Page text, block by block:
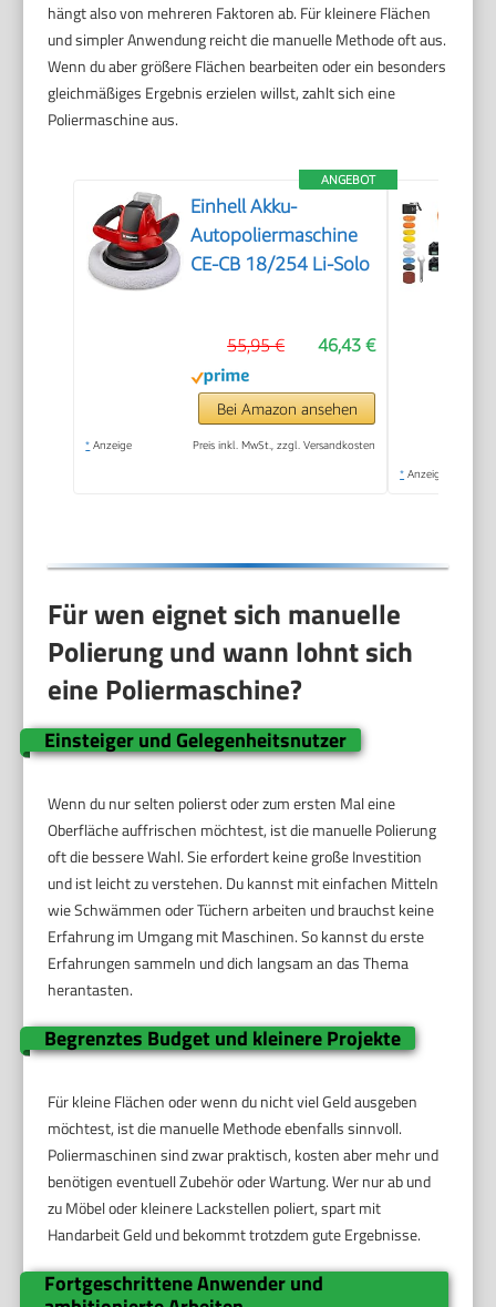
hängt also von mehreren Faktoren ab. Für kleinere Flächen
und simpler Anwendung reicht die manuelle Methode oft aus.
Wenn du aber größere Flächen bearbeiten oder ein besonders
gleichmäßiges Ergebnis erzielen willst, zahlt sich eine
Poliermaschine aus.
ANGEBOT
Einhell Akku-
Autopoliermaschine
CE-CB 18/254 Li-Solo
46,43 €
55,95 €
Bei Amazon ansehen
* Anzeige Preis inkl. MwSt., zzgl. Versandkosten
* Anzeige
Für wen eignet sich manuelle
Polierung und wann lohnt sich
eine Poliermaschine?
Einsteiger und Gelegenheitsnutzer
Wenn du nur selten polierst oder zum ersten Mal eine
Oberfläche auffrischen möchtest, ist die manuelle Polierung
oft die bessere Wahl. Sie erfordert keine große Investition
und ist leicht zu verstehen. Du kannst mit einfachen Mitteln
wie Schwämmen oder Tüchern arbeiten und brauchst keine
Erfahrung im Umgang mit Maschinen. So kannst du erste
Erfahrungen sammeln und dich langsam an das Thema
herantasten.
Begrenztes Budget und kleinere Projekte
Für kleine Flächen oder wenn du nicht viel Geld ausgeben
möchtest, ist die manuelle Methode ebenfalls sinnvoll.
Poliermaschinen sind zwar praktisch, kosten aber mehr und
benötigen eventuell Zubehör oder Wartung. Wer nur ab und
zu Möbel oder kleinere Lackstellen poliert, spart mit
Handarbeit Geld und bekommt trotzdem gute Ergebnisse.
Fortgeschrittene Anwender und